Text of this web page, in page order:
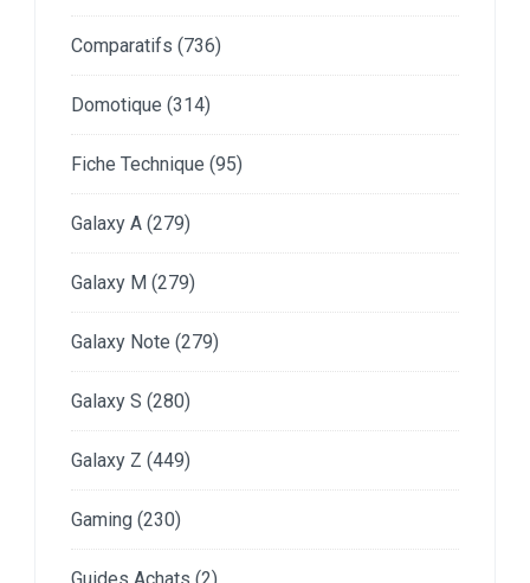
Comparatifs (736)
Domotique (314)
Fiche Technique (95)
Galaxy A (279)
Galaxy M (279)
Galaxy Note (279)
Galaxy S (280)
Galaxy Z (449)
Gaming (230)